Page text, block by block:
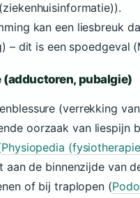
kan een liesbreuk
– dit is een spoedgeval
(adductoren, pubalgie)
(verrekking
oorzaak van liespijn
Physiopedia
aan de binnenzijde van
of bij traplopen (